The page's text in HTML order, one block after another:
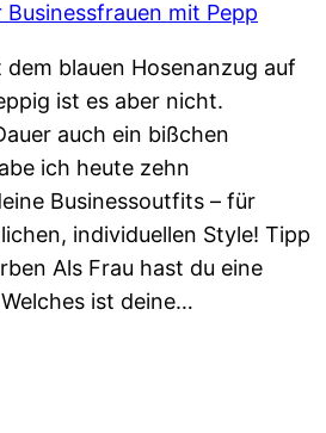
blauen Hosenanzug auf
ist es aber nicht.
auch ein bißchen
ich heute zehn
Businessoutfits – für
individuellen Style! Tipp
Als Frau hast du eine
ist deine…